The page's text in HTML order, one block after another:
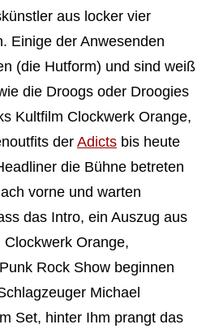
aus locker vier
Einige der Anwesenden
(die Hutform) und sind weiß
die Droogs oder Droogies
Kultfilm Clockwerk Orange,
der Adictsbis heute
die Bühne betreten
vorne und warten
das Intro, ein Auszug aus
Orange,
Rock Show beginnen
Michael
Set, hinter Ihm prangt das